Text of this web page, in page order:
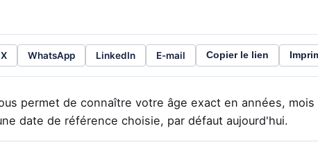
X WhatsApp LinkedIn E-mail Copier le lien
permet de connaître votre âge exact en années,
date de référence choisie, par défaut aujourd'hui.